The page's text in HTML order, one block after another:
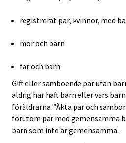
registrerat par, kvinnor, med
mor och barn
far och barn
Gift eller samboende par utan
aldrig har haft barn eller vars
föräldrarna. ”Äkta par och
förutom par med gemensamma
barn som inte är gemensamma.